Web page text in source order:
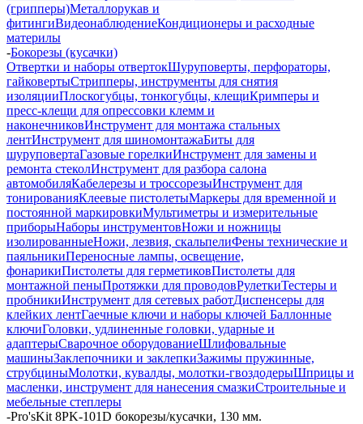
(грипперы)Металлорукав и
фитингиВидеонаблюдениеКондиционеры и расходные
материлы
-Бокорезы (кусачки)
Отвертки и наборы отвертокШуруповерты, перфораторы,
гайковертыСтрипперы, инструменты для снятия
изоляцииПлоскогубцы, тонкогубцы, клещиКримперы и
пресс-клещи для опрессовки клемм и
наконечниковИнструмент для монтажа стальных
лентИнструмент для шиномонтажаБиты для
шуруповертаГазовые горелкиИнструмент для замены и
ремонта стеколИнструмент для разбора салона
автомобиляКабелерезы и троссорезыИнструмент для
тонированияКлеевые пистолетыМаркеры для временной и
постоянной маркировкиМультиметры и измерительные
приборыНаборы инструментовНожи и ножницы
изолированныеНожи, лезвия, скальпелиФены технические и
паяльникиПереносные лампы, освещение,
фонарикиПистолеты для герметиковПистолеты для
монтажной пеныПротяжки для проводовРулеткиТестеры и
пробникиИнструмент для сетевых работДиспенсеры для
клейких лентГаечные ключи и наборы ключей Баллонные
ключиГоловки, удлиненные головки, ударные и
адаптерыСварочное оборудованиеШлифовальные
машиныЗаклепочники и заклепкиЗажимы пружинные,
струбциныМолотки, кувалды, молотки-гвоздодерыШприцы и
масленки, инструмент для нанесения смазкиСтроительные и
мебельные степлеры
-Pro'sKit 8PK-101D бокорезы/кусачки, 130 мм.